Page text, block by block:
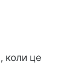
коли це